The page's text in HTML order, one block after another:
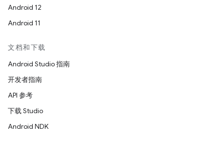
Android 12
Android 11
文档和下载
Android Studio 指南
开发者指南
API 参考
下载 Studio
Android NDK